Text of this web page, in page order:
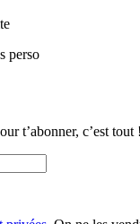
perso
t’abonner, c’est tout !